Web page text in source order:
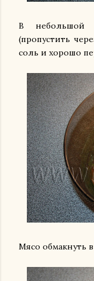
В небольшой
(пропустить
соль и хорошо
Мясо обмакнуть